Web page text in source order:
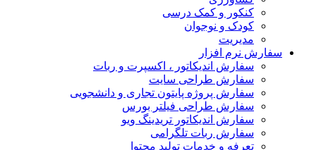
کنکور و کمک‌ درسی
کودک و نوجوان
مدیریت
سفارش نرم افزار
سفارش اندیکاتور ، اکسپرت و ربات
سفارش طراحی سایت
سفارش پروژه پایتون تجاری و دانشجویی
سفارش طراحی فیلتر بورس
سفارش اندیکاتور تریدینگ ویو
سفارش ربات تلگرامی
تعرفه و خدمات تولید محتوا